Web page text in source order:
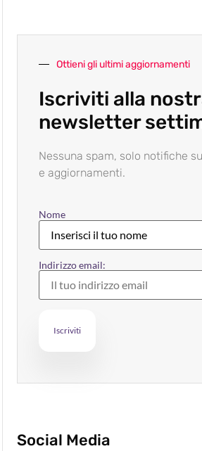
Ottieni gli ultimi aggiornamenti
Iscriviti alla
newsletter
Nessuna spam, solo notifiche
e aggiornamenti.
Nome
Indirizzo email:
Social Media